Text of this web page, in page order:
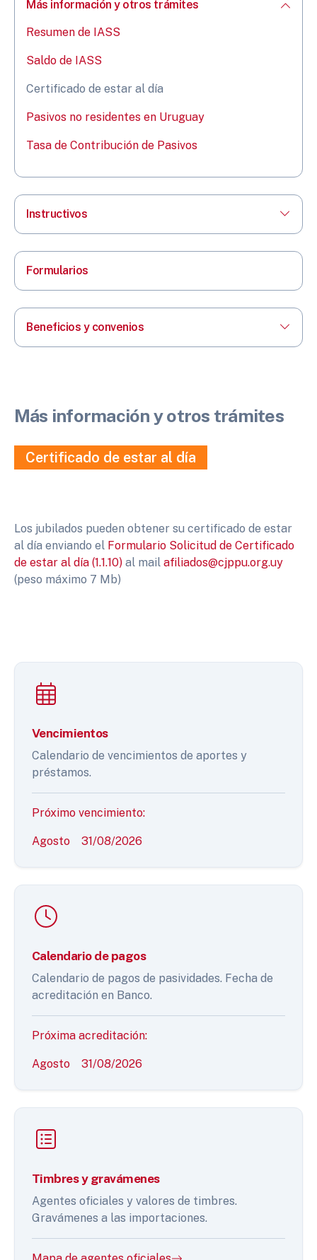
Más información y otros trámites
Resumen de IASS
Saldo de IASS
Certificado de estar al día
Pasivos no residentes en Uruguay
Tasa de Contribución de Pasivos
Instructivos
Formularios
Beneficios y convenios
Más información y otros trámites
Certificado de estar al día
Los jubilados pueden obtener su certificado de estar
al día enviando el Formulario Solicitud de Certificado
de estar al día (1.1.10) al mail afiliados@cjppu.org.uy
(peso máximo 7 Mb)
Vencimientos
Calendario de vencimientos de aportes y
préstamos.
Próximo vencimiento:
Agosto 31/08/2026
Calendario de pagos
Calendario de pagos de pasividades. Fecha de
acreditación en Banco.
Próxima acreditación:
Agosto 31/08/2026
Timbres y gravámenes
Agentes oficiales y valores de timbres.
Gravámenes a las importaciones.